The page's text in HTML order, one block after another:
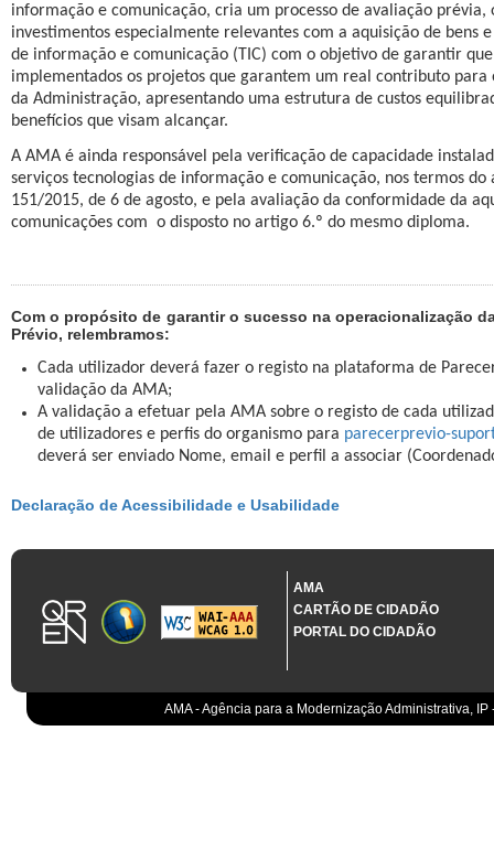
informação e comunicação, cria um processo de avaliação
investimentos especialmente relevantes com a aquisição de bens
de informação e comunicação (TIC) com o objetivo de garantir
implementados os projetos que garantem um real contributo para
da Administração, apresentando uma estrutura de custos
benefícios que visam alcançar.
A AMA é ainda responsável pela verificação de capacidade
serviços tecnologias de informação e comunicação, nos termos do
151/2015, de 6 de agosto, e pela avaliação da conformidade da
comunicações com o disposto no artigo 6.º do mesmo diploma.
Com o propósito de garantir o sucesso na operacionalização
Prévio, relembramos:
Cada utilizador deverá fazer o registo na plataforma de
validação da AMA;
A validação a efetuar pela AMA sobre o registo de cada
de utilizadores e perfis do organismo para parecerprevio-
deverá ser enviado Nome, email e perfil a associar
Declaração de Acessibilidade e Usabilidade
AMA
CARTÃO DE CIDADÃO
PORTAL DO CIDADÃO
AMA - Agência para a Modernização Administrativa,